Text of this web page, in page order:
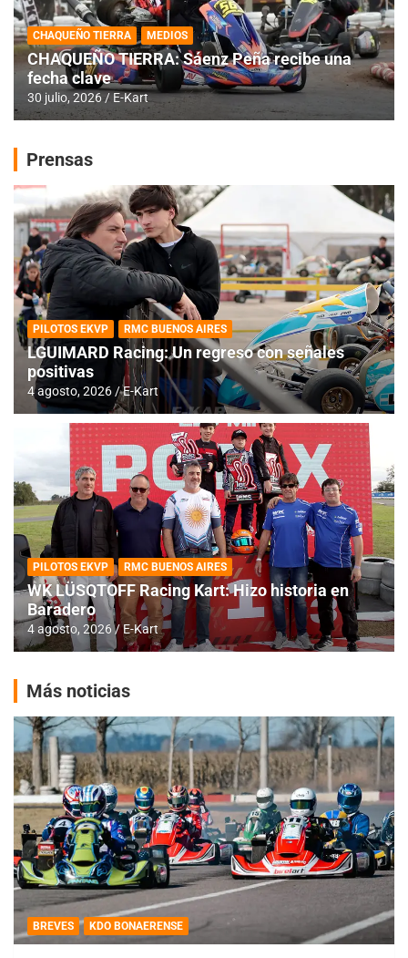
CHAQUEÑO TIERRA MEDIOS
CHAQUEÑO TIERRA: Sáenz Peña recibe una
fecha clave
30 julio, 2026 E-Kart
Prensas
PILOTOS EKVP RMC BUENOS AIRES
LGUIMARD Racing: Un regreso con señales
positivas
4 agosto, 2026 E-Kart
PILOTOS EKVP RMC BUENOS AIRES
WK LÜSQTOFF Racing Kart: Hizo historia en
Baradero
4 agosto, 2026 E-Kart
Más noticias
BREVES KDO BONAERENSE